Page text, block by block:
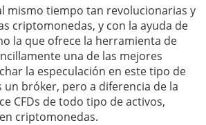
mismo tiempo tan revolucionarias y
criptomonedas, y con la ayuda de
la que ofrece la herramienta de
una de las mejores
la especulación en este tipo de
un bróker, pero a diferencia de la
CFDs de todo tipo de activos,
criptomonedas.